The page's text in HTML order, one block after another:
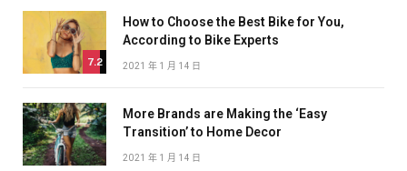
7.2
How to Choose the Best Bike for You,
According to Bike Experts
2021 年 1 月 14 日
More Brands are Making the ‘Easy
Transition’ to Home Decor
2021 年 1 月 14 日